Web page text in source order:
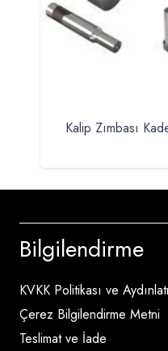
Kalip Zımbası
Bilgilendirme
KVKK Politikası ve
Çerez Bilgilendirme Metni
Teslimat ve İade